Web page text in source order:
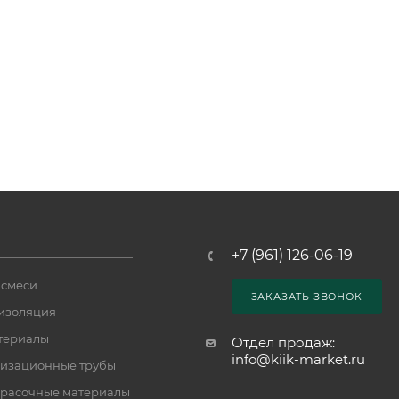
трубы
материалы
+7 (961) 126-06-19
ЗАКАЗАТЬ ЗВОНОК
Отдел продаж:
info@kiik-market.ru